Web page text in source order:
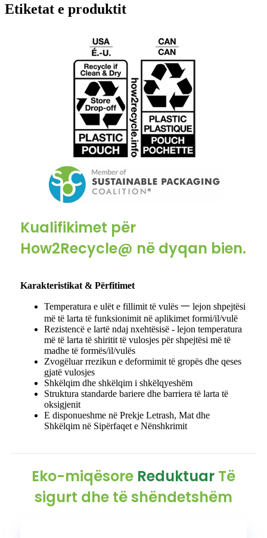
Etiketat e produktit
Kualifikimet për
How2Recycle@ në dyqan bien.
Karakteristikat & Përfitimet
Temperatura e ulët e fillimit të vulës 一 lejon shpejtësi
më të larta të funksionimit në aplikimet formi/il/vulë
Rezistencë e lartë ndaj nxehtësisë - lejon temperatura
më të larta të shiritit të vulosjes për shpejtësi më të
madhe të formës/il/vulës
Zvogëluar rrezikun e deformimit të gropës dhe qeses
gjatë vulosjes
Shkëlqim dhe shkëlqim i shkëlqyeshëm
Struktura standarde bariere dhe barriera të larta të
oksigjenit
E disponueshme në Prekje Letrash, Mat dhe
Shkëlqim në Sipërfaqet e Nënshkrimit
Eko-miqësore Reduktuar Të
sigurt dhe të shëndetshëm